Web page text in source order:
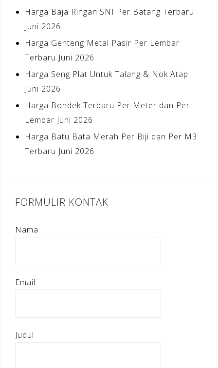
Harga Baja Ringan SNI Per Batang Terbaru
Juni 2026
Harga Genteng Metal Pasir Per Lembar
Terbaru Juni 2026
Harga Seng Plat Untuk Talang & Nok Atap
Juni 2026
Harga Bondek Terbaru Per Meter dan Per
Lembar Juni 2026
Harga Batu Bata Merah Per Biji dan Per M3
Terbaru Juni 2026
FORMULIR KONTAK
Nama
Email
Judul